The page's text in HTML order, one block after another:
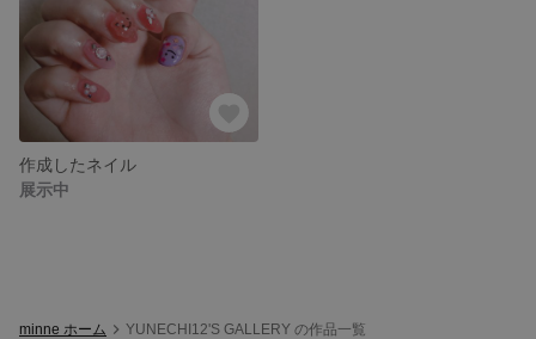
作成したネイル
展示中
minne ホーム YUNECHI12'S GALLERY の作品一覧